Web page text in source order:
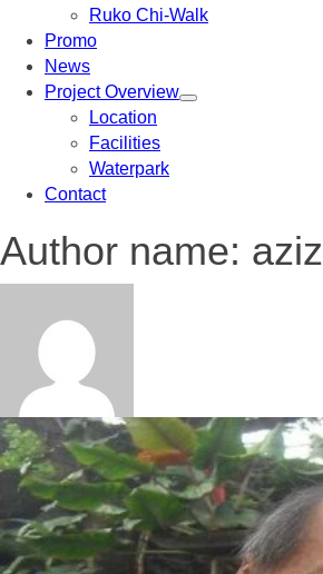
Ruko Chi-Walk
Promo
News
Project Overview
Location
Facilities
Waterpark
Contact
Author name: aziz